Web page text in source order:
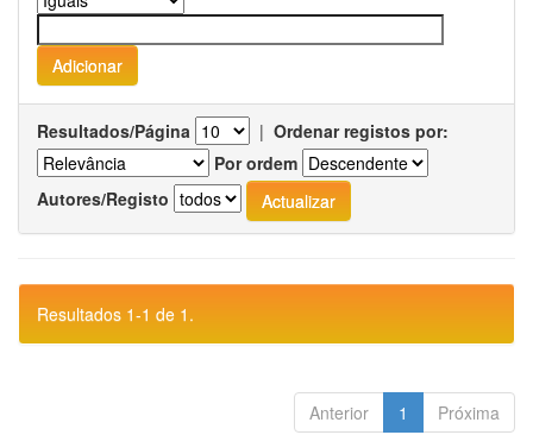
Resultados/Página | Ordenar registos por:
Por ordem
Autores/Registo
Resultados 1-1 de 1.
Anterior 1 Próxima